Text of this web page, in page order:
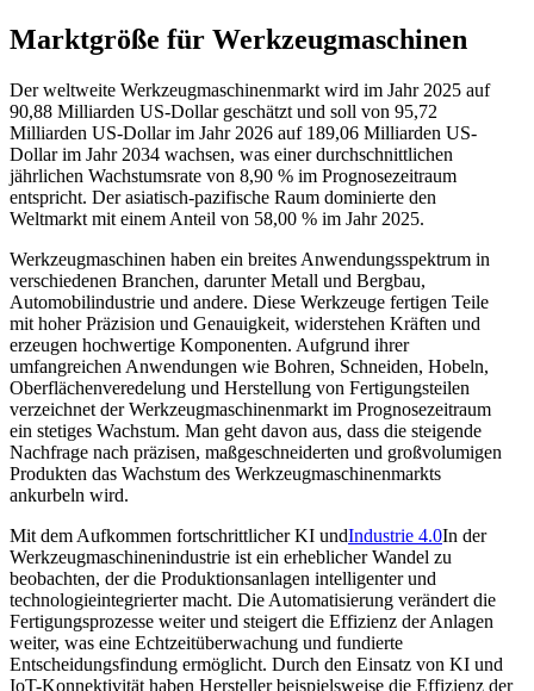
Marktgröße für Werkzeugmaschinen
Der weltweite Werkzeugmaschinenmarkt wird im Jahr 2025 auf
90,88 Milliarden US-Dollar geschätzt und soll von 95,72
Milliarden US-Dollar im Jahr 2026 auf 189,06 Milliarden US-
Dollar im Jahr 2034 wachsen, was einer durchschnittlichen
jährlichen Wachstumsrate von 8,90 % im Prognosezeitraum
entspricht. Der asiatisch-pazifische Raum dominierte den
Weltmarkt mit einem Anteil von 58,00 % im Jahr 2025.
Werkzeugmaschinen haben ein breites Anwendungsspektrum in
verschiedenen Branchen, darunter Metall und Bergbau,
Automobilindustrie und andere. Diese Werkzeuge fertigen Teile
mit hoher Präzision und Genauigkeit, widerstehen Kräften und
erzeugen hochwertige Komponenten. Aufgrund ihrer
umfangreichen Anwendungen wie Bohren, Schneiden, Hobeln,
Oberflächenveredelung und Herstellung von Fertigungsteilen
verzeichnet der Werkzeugmaschinenmarkt im Prognosezeitraum
ein stetiges Wachstum. Man geht davon aus, dass die steigende
Nachfrage nach präzisen, maßgeschneiderten und großvolumigen
Produkten das Wachstum des Werkzeugmaschinenmarkts
ankurbeln wird.
Mit dem Aufkommen fortschrittlicher KI undIndustrie 4.0In der
Werkzeugmaschinenindustrie ist ein erheblicher Wandel zu
beobachten, der die Produktionsanlagen intelligenter und
technologieintegrierter macht. Die Automatisierung verändert die
Fertigungsprozesse weiter und steigert die Effizienz der Anlagen
weiter, was eine Echtzeitüberwachung und fundierte
Entscheidungsfindung ermöglicht. Durch den Einsatz von KI und
IoT-Konnektivität haben Hersteller beispielsweise die Effizienz der